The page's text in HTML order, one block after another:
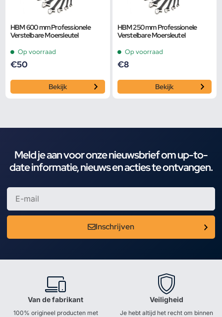
HBM 600 mm Professionele
Verstelbare Moersleutel
Op voorraad
€50
Bekijk
HBM 250 mm Professionele
Verstelbare Moersleutel
Op voorraad
€8
Bekijk
Meld je aan voor onze nieuwsbrief om up-to-
date informatie, nieuws en acties te ontvangen.
Inschrijven
Van de fabrikant
100% origineel producten met
Veiligheid
Je hebt altijd het recht om binnen